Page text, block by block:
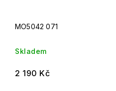
MO5042 071
Skladem
2 190 Kč